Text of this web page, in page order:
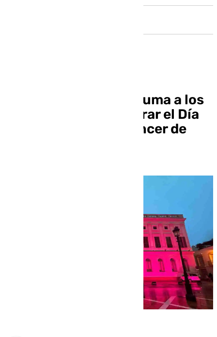
El Ayuntamiento se suma a los
actos para conmemorar el Día
Mundial contra el Cáncer de